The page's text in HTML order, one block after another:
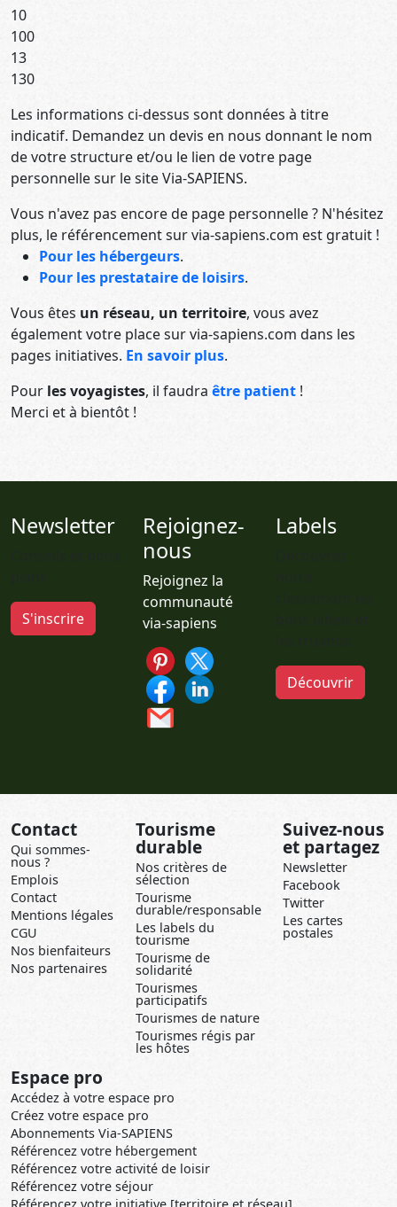
10
100
13
130
Les informations ci-dessus sont données à titre
indicatif. Demandez un devis en nous donnant le nom
de votre structure et/ou le lien de votre page
personnelle sur le site Via-SAPIENS.
Vous n'avez pas encore de page personnelle ? N'hésitez
plus, le référencement sur via-sapiens.com est gratuit !
Pour les hébergeurs.
Pour les prestataire de loisirs.
Vous êtes un réseau, un territoire, vous avez
également votre place sur via-sapiens.com dans les
pages initiatives. En savoir plus.
Pour les voyagistes, il faudra être patient !
Merci et à bientôt !
Newsletter
S'inscrire
Rejoignez-
nous
Rejoignez la
communauté
via-sapiens
Labels
Découvrir
Contact
Qui sommes-
nous ?
Emplois
Contact
Mentions légales
CGU
Nos bienfaiteurs
Nos partenaires
Tourisme
durable
Nos critères de
sélection
Tourisme
durable/responsable
Les labels du
tourisme
Tourisme de
solidarité
Tourismes
participatifs
Tourismes de nature
Tourismes régis par
les hôtes
Suivez-nous
et partagez
Newsletter
Facebook
Twitter
Les cartes
postales
Espace pro
Accédez à votre espace pro
Créez votre espace pro
Abonnements Via-SAPIENS
Référencez votre hébergement
Référencez votre activité de loisir
Référencez votre séjour